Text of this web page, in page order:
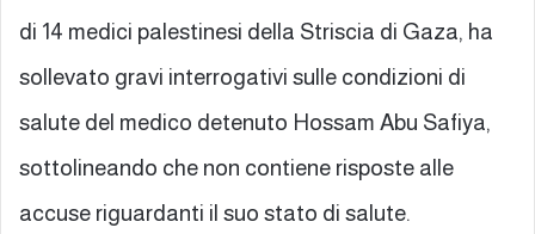
di 14 medici palestinesi della Striscia di Gaza, ha
sollevato gravi interrogativi sulle condizioni di
salute del medico detenuto Hossam Abu Safiya,
sottolineando che non contiene risposte alle
accuse riguardanti il suo stato di salute.